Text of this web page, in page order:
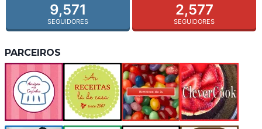
9,571
SEGUIDORES
2,577
SEGUIDORES
PARCEIROS